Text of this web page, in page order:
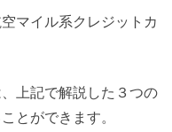
マイル系クレジットカ
上記で解説した３つの
とができます。